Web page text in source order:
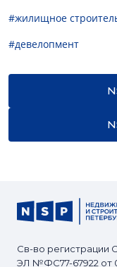
#жилищное
#девелопмент
Св-во регистрации
ЭЛ №ФС77-67922 от